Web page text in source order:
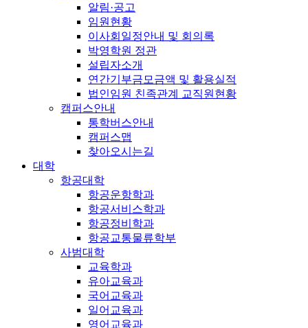
알림·공고
임원현황
이사회일정안내 및 회의록
박영학원 정관
설립자소개
연간기부금모금액 및 활용실적
법인임원 친족관계 교직원현황
캠퍼스안내
통학버스안내
캠퍼스맵
찾아오시는길
대학
항공대학
항공운항학과
항공서비스학과
항공정비학과
항공교통물류학부
사범대학
교육학과
유아교육과
국어교육과
일어교육과
영어교육과